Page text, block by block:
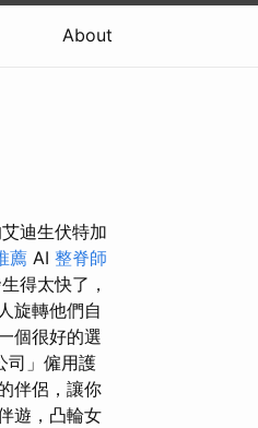
About
迪生伏特加
薦 AI 整脊師
得太快了，
旋轉他們自
個很好的選
司」僱用護
伴侶，讓你
遊，凸輪女